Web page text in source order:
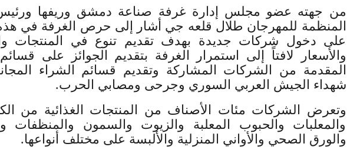
من جهته عضو مجلس إدارة غرفة صناعة دمشق وريفها ورئيس
المنظمة للمهرجان طلال قلعه جي أشار إلى حرص الغرفة في
على دخول شركات جديدة بهدف تقديم تنوع في المنتجات
والأسعار لافتاً إلى استمرار الغرفة بتقديم الجوائز على
المقدمة من الشركات المشاركة وتقديم قسائم الشراء
شهداء الجيش العربي السوري وجرحى ومصابي الحرب.
وتعرض الشركات مئات الأصناف من المنتجات الغذائية من
والمعلبات والحبوب المعلبة والزيوت والسمون والمنظفات
والورق الصحي والأواني المنزلية والألبسة على مختلف أنواعها.